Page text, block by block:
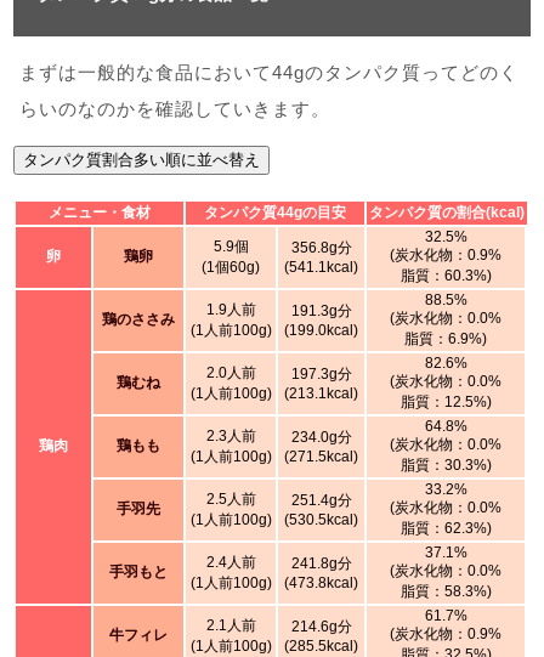
まずは一般的な食品において44gのタンパク質ってどのく
らいのなのかを確認していきます。
タンパク質割合多い順に並べ替え
メニュー・食材 タンパク質44gの目安 タンパク質の割合(kcal)
卵 鶏卵
5.9個
(1個60g)
356.8g分
(541.1kcal)
32.5%
(炭水化物：0.9%
脂質：60.3%)
鶏肉
鶏のささみ
1.9人前
(1人前100g)
191.3g分
(199.0kcal)
88.5%
(炭水化物：0.0%
脂質：6.9%)
鶏むね
2.0人前
(1人前100g)
197.3g分
(213.1kcal)
82.6%
(炭水化物：0.0%
脂質：12.5%)
鶏もも
2.3人前
(1人前100g)
234.0g分
(271.5kcal)
64.8%
(炭水化物：0.0%
脂質：30.3%)
手羽先
2.5人前
(1人前100g)
251.4g分
(530.5kcal)
33.2%
(炭水化物：0.0%
脂質：62.3%)
手羽もと
2.4人前
(1人前100g)
241.8g分
(473.8kcal)
37.1%
(炭水化物：0.0%
脂質：58.3%)
牛フィレ
2.1人前
(1人前100g)
214.6g分
(285.5kcal)
61.7%
(炭水化物：0.9%